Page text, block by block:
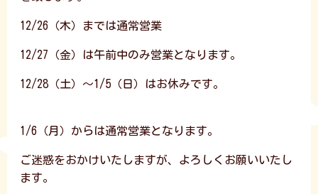
12/26（木）までは通常営業
12/27（金）は午前中のみ営業となります。
12/28（土）～1/5（日）はお休みです。
1/6（月）からは通常営業となります。
ご迷惑をおかけいたしますが、よろしくお願いいたし
ます。